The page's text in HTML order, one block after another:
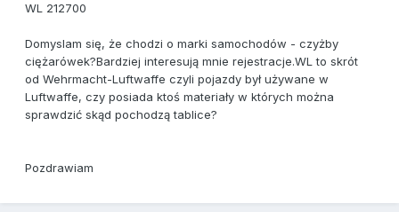
WL 212700
Domyslam się, że chodzi o marki samochodów - czyżby
ciężarówek?Bardziej interesują mnie rejestracje.WL to skrót
od Wehrmacht-Luftwaffe czyli pojazdy był używane w
Luftwaffe, czy posiada ktoś materiały w których można
sprawdzić skąd pochodzą tablice?
Pozdrawiam